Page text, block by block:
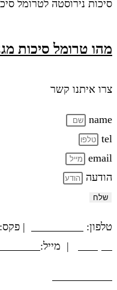
סיכות נירוסטה לטרומל
מהו טרומל סיכות
צרו איתנו קשר
name
tel
email
הודעה
שלח
טלפון: | פקס:
| מייל: